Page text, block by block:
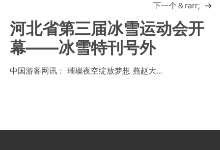
下一个＆rarr;
河北省第三届冰雪运动会开
幕——冰雪特刊号外
中国游客网讯： 璀璨夜空绽放梦想 燕赵大...